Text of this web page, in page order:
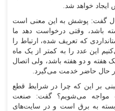
خواهد شد.
گفت: پوشش به این معنی است
باشد، وقتی درخواست دهد ما
که تعریف شده، ارتباط را
این عدد را به کمتر از یک ماه
هفته و دو هفته باشد، ولی اتصال
حال حاضر خدمت می‌گیرد.
بر این که چرا در شرایط قطع
مواجه می‌شویم؟ گفت: صنعت
به برق است و در سایت‌های